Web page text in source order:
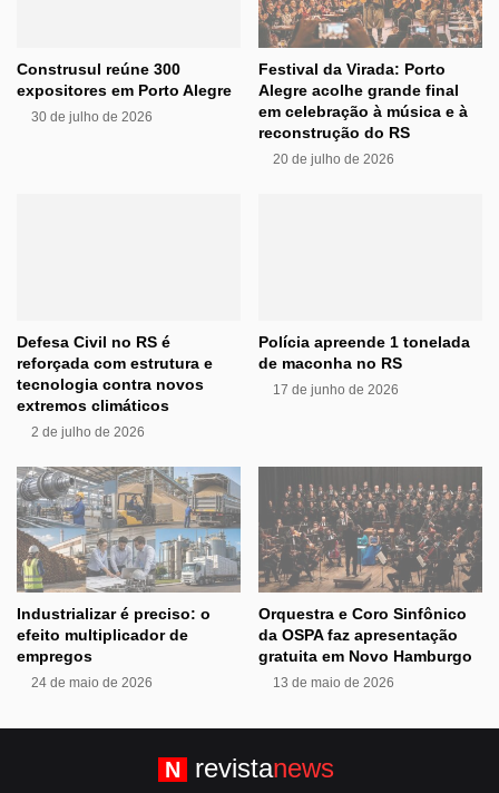
Construsul reúne 300
expositores em Porto Alegre
30 de julho de 2026
Festival da Virada: Porto
Alegre acolhe grande final
em celebração à música e à
reconstrução do RS
20 de julho de 2026
Defesa Civil no RS é
reforçada com estrutura e
tecnologia contra novos
extremos climáticos
2 de julho de 2026
Polícia apreende 1 tonelada
de maconha no RS
17 de junho de 2026
Industrializar é preciso: o
efeito multiplicador de
empregos
24 de maio de 2026
Orquestra e Coro Sinfônico
da OSPA faz apresentação
gratuita em Novo Hamburgo
13 de maio de 2026
N revistanews